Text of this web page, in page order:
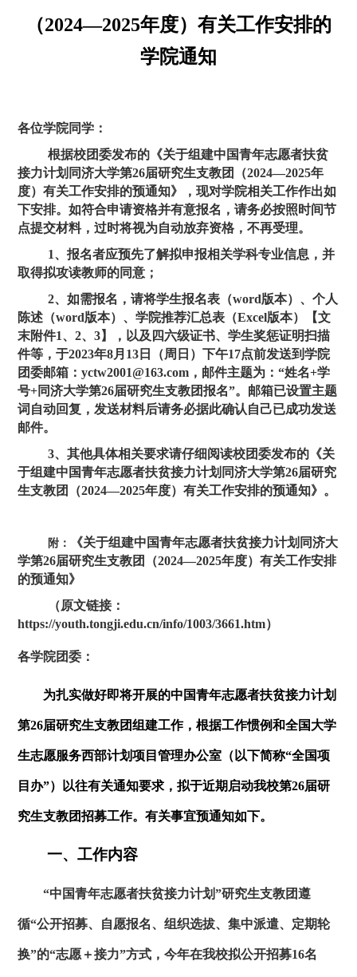
（2024—2025年度）有关工作安排的
学院通知
各位学院同学：
根据校团委发布的《关于组建中国青年志愿者扶贫
接力计划同济大学第26届研究生支教团（2024—2025年
度）有关工作安排的预通知》，现对学院相关工作作出如
下安排。如符合申请资格并有意报名，请务必按照时间节
点提交材料，过时将视为自动放弃资格，不再受理。
1、报名者应预先了解拟申报相关学科专业信息，并
取得拟攻读教师的同意；
2、如需报名，请将学生报名表（word版本）、个人
陈述（word版本）、学院推荐汇总表（Excel版本）【文
末附件1、2、3】，以及四六级证书、学生奖惩证明扫描
件等，于2023年8月 13 日（周日）下午17点前发送到学院
团委邮箱：yctw2001@163.com ，邮件主题为：“姓名+学
号+同济大学第26届研究生支教团报名”。邮箱已设置主题
词自动回复，发送材料后请务必据此确认自己已成功发送
邮件。
3、其他具体相关要求请仔细阅读校团委发布的《关
于组建中国青年志愿者扶贫接力计划同济大学第26届研究
生支教团（2024—2025年度）有关工作安排的预通知》。
附：
《关于组建中国青年志愿者扶贫接力计划同济大
学第26届研究生支教团（2024—2025年度）有关工作安排
的预通知》
（原文链接：
https://youth.tongji.edu.cn/info/1003/3661.htm）
各学院团委：
为扎实做好即将开展的中国青年志愿者扶贫接力计划
第26届研究生支教团组建工作，根据工作惯例和全国大学
生志愿服务西部计划项目管理办公室（以下简称“全国项
目办”）以往有关通知要求，拟于近期启动我校第26届研
究生支教团招募工作。有关事宜预通知如下。
一、工作内容
“中国青年志愿者扶贫接力计划”研究生支教团遵
循“公开招募、自愿报名、组织选拔、集中派遣、定期轮
换”的“志愿＋接力”方式，今年在我校拟公开招募16名